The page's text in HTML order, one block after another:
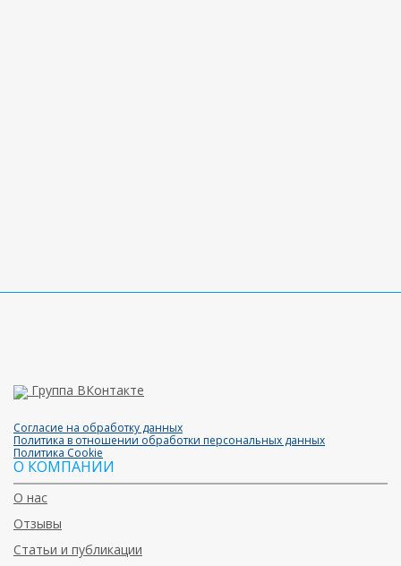
Группа ВКонтакте
Согласие на обработку данных
Политика в отношении обработки персональных данных
Политика Cookie
О КОМПАНИИ
О нас
Отзывы
Статьи и публикации